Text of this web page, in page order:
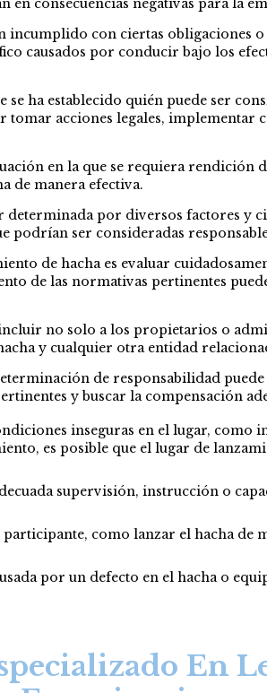
consecuencias negativas para la
con ciertas obligaciones o
causados por conducir bajo los
ha establecido quién puede ser
tomar acciones legales,
en la que se requiera rendición
de manera efectiva.
por diversos factores y
podrían ser consideradas
de hacha es evaluar
de las normativas pertinentes
no solo a los propietarios o
y cualquier otra entidad
de responsabilidad
y buscar la compensación
inseguras en el lugar, como
es posible que el lugar de
supervisión, instrucción o
como lanzar el hacha de
por un defecto en el hacha o
En